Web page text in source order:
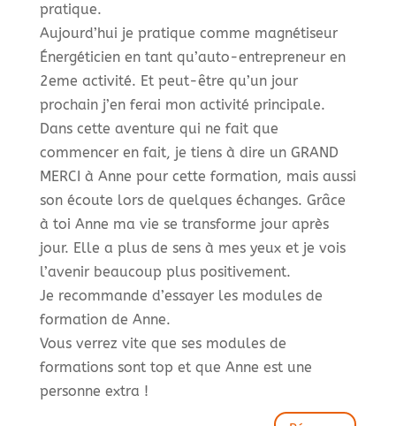
pratique.
Aujourd’hui je pratique comme magnétiseur
Énergéticien en tant qu’auto-entrepreneur en
2eme activité. Et peut-être qu’un jour
prochain j’en ferai mon activité principale.
Dans cette aventure qui ne fait que
commencer en fait, je tiens à dire un GRAND
MERCI à Anne pour cette formation, mais aussi
son écoute lors de quelques échanges. Grâce
à toi Anne ma vie se transforme jour après
jour. Elle a plus de sens à mes yeux et je vois
l’avenir beaucoup plus positivement.
Je recommande d’essayer les modules de
formation de Anne.
Vous verrez vite que ses modules de
formations sont top et que Anne est une
personne extra !